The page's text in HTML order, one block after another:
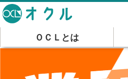
ＯＣＬとは